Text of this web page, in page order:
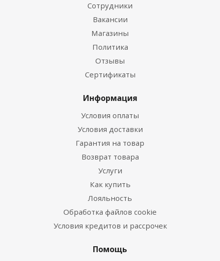
Сотрудники
Вакансии
Магазины
Политика
Отзывы
Сертификаты
Информация
Условия оплаты
Условия доставки
Гарантия на товар
Возврат товара
Услуги
Как купить
Лояльность
Обработка файлов cookie
Условия кредитов и рассрочек
Помощь